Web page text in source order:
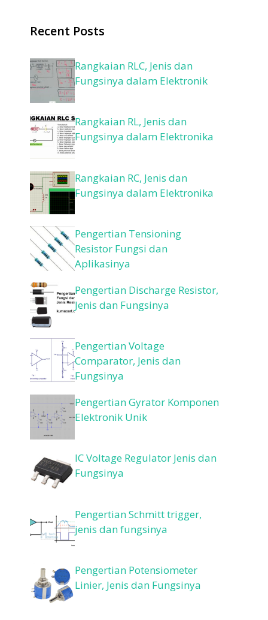
Recent Posts
Rangkaian RLC, Jenis dan
Fungsinya dalam Elektronik
Rangkaian RL, Jenis dan
Fungsinya dalam Elektronika
Rangkaian RC, Jenis dan
Fungsinya dalam Elektronika
Pengertian Tensioning
Resistor Fungsi dan
Aplikasinya
Pengertian Discharge Resistor,
Jenis dan Fungsinya
Pengertian Voltage
Comparator, Jenis dan
Fungsinya
Pengertian Gyrator Komponen
Elektronik Unik
IC Voltage Regulator Jenis dan
Fungsinya
Pengertian Schmitt trigger,
jenis dan fungsinya
Pengertian Potensiometer
Linier, Jenis dan Fungsinya